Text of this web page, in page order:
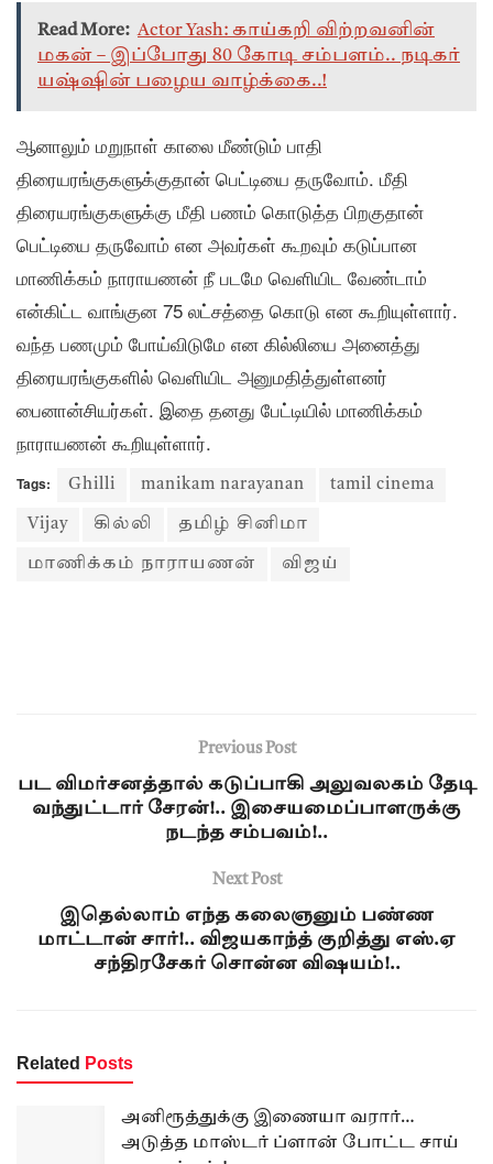
Read More: Actor Yash: காய்கறி விற்றவனின்
மகன் – இப்போது 80 கோடி சம்பளம்.. நடிகர்
யஷ்ஷின் பழைய வாழ்க்கை..!
ஆனாலும் மறுநாள் காலை மீண்டும் பாதி
திரையரங்குகளுக்குதான் பெட்டியை தருவோம். மீதி
திரையரங்குகளுக்கு மீதி பணம் கொடுத்த பிறகுதான்
பெட்டியை தருவோம் என அவர்கள் கூறவும் கடுப்பான
மாணிக்கம் நாராயணன் நீ படமே வெளியிட வேண்டாம்
என்கிட்ட வாங்குன 75 லட்சத்தை கொடு என கூறியுள்ளார்.
வந்த பணமும் போய்விடுமே என கில்லியை அனைத்து
திரையரங்குகளில் வெளியிட அனுமதித்துள்ளனர்
பைனான்சியர்கள். இதை தனது பேட்டியில் மாணிக்கம்
நாராயணன் கூறியுள்ளார்.
Tags: Ghilli manikam narayanan tamil cinema
Vijay கில்லி தமிழ் சினிமா
மாணிக்கம் நாராயணன் விஜய்
Previous Post
பட விமர்சனத்தால் கடுப்பாகி அலுவலகம் தேடி
வந்துட்டார் சேரன்!.. இசையமைப்பாளருக்கு
நடந்த சம்பவம்!..
Next Post
இதெல்லாம் எந்த கலைஞனும் பண்ண
மாட்டான் சார்!.. விஜயகாந்த் குறித்து எஸ்.ஏ
சந்திரசேகர் சொன்ன விஷயம்!..
Related Posts
அனிரூத்துக்கு இணையா வரார்…
அடுத்த மாஸ்டர் ப்ளான் போட்ட சாய்